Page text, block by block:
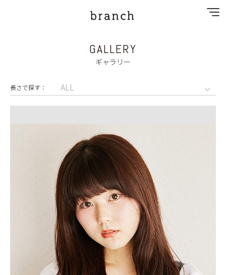
MENU
PRIVACY POLICY
GALLERY
RECRUIT
BLOG
GALLERY
ギャラリー